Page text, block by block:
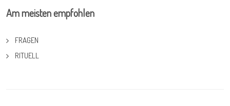
Am meisten empfohlen
FRAGEN
RITUELL